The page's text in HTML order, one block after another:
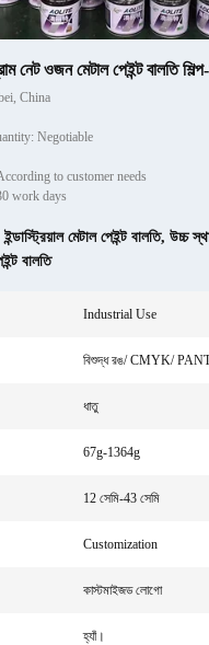
নেট ওজন মেটাল পেইন্ট বালতি
China
Negotiable
to customer needs
work days
ইন্ডাস্ট্রিয়াল মেটাল পেইন্ট বালতি, উচ্চ
বালতি
Industrial Use
বিশুদ্ধ রঙ/ CMYK/
ধাতু
67g-1364g
12 সেমি-43 সেমি
Customization
কাস্টমাইজড লোগো
হ্যাঁ।